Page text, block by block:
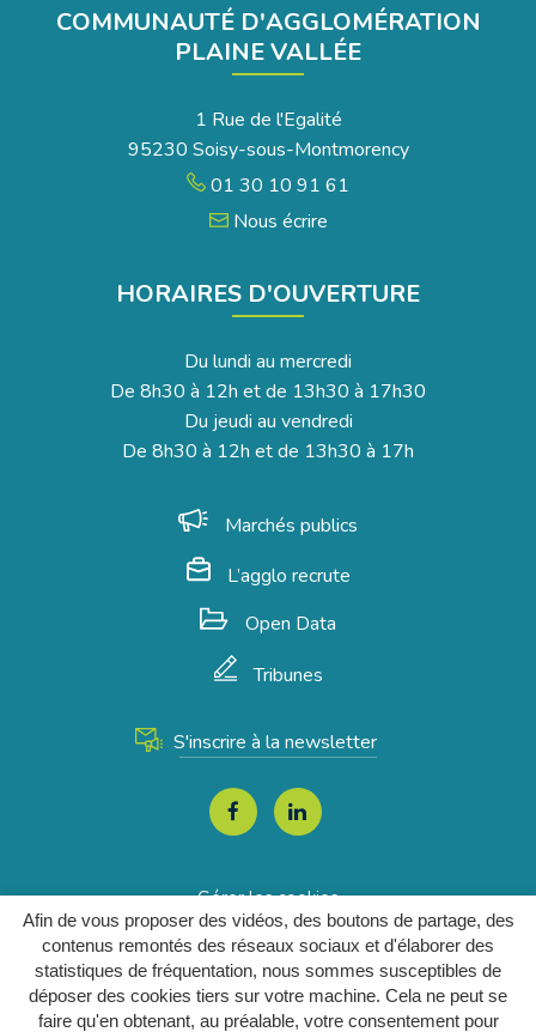
Afin de vous proposer des vidéos, des boutons de partage, des
contenus remontés des réseaux sociaux et d'élaborer des
statistiques de fréquentation, nous sommes susceptibles de
déposer des cookies tiers sur votre machine. Cela ne peut se
faire qu'en obtenant, au préalable, votre consentement pour
COMMUNAUTÉ D'AGGLOMÉRATION
PLAINE VALLÉE
1 Rue de l'Egalité
95230 Soisy-sous-Montmorency
01 30 10 91 61
Nous écrire
HORAIRES D'OUVERTURE
Du lundi au mercredi
De 8h30 à 12h et de 13h30 à 17h30
Du jeudi au vendredi
De 8h30 à 12h et de 13h30 à 17h
Marchés publics
L’agglo recrute
Open Data
Tribunes
S'inscrire à la newsletter
Lien
compte
Facebook
Lien
compte
Linkedin
Gérer les cookies
Mentions Légales
Plan du site
Accessibilité